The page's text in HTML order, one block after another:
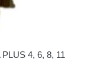
4, 6, 8, 11